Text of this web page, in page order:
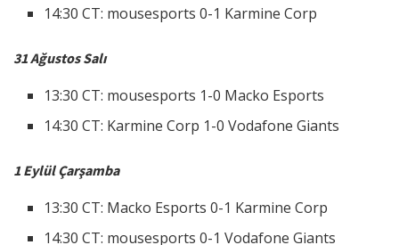
14:30 CT: mousesports 0-1 Karmine Corp
31 Ağustos Salı
13:30 CT: mousesports 1-0 Macko Esports
14:30 CT: Karmine Corp 1-0 Vodafone Giants
1 Eylül Çarşamba
13:30 CT: Macko Esports 0-1 Karmine Corp
14:30 CT: mousesports 0-1 Vodafone Giants